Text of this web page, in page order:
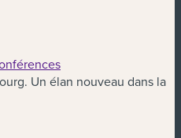
Un élan nouveau dans la